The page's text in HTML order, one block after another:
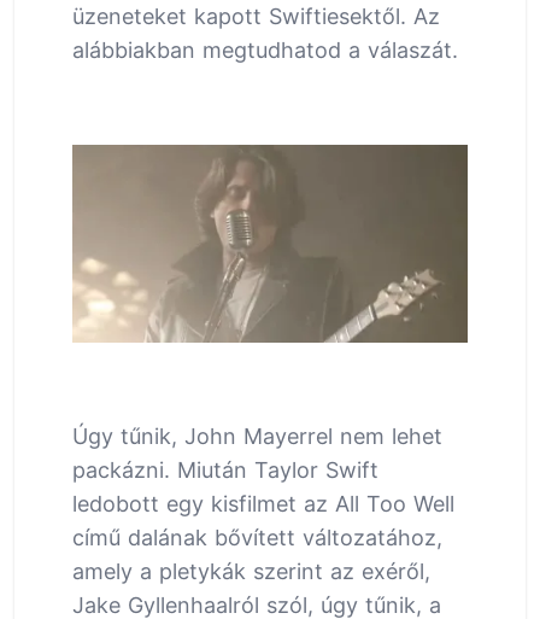
üzeneteket kapott Swiftiesektől. Az
alábbiakban megtudhatod a válaszát.
Úgy tűnik, John Mayerrel nem lehet
packázni. Miután Taylor Swift
ledobott egy kisfilmet az All Too Well
című dalának bővített változatához,
amely a pletykák szerint az exéről,
Jake Gyllenhaalról szól, úgy tűnik, a